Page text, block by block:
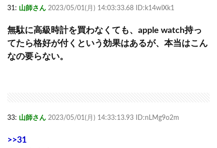
31: 山師さん 2023/05/01(月) 14:03:33.68 ID:k14wlXk1
無駄に高級時計を買わなくても、apple watch持っ
てたら格好が付くという効果はあるが、本当はこん
なの要らない。
33: 山師さん 2023/05/01(月) 14:33:13.93 ID:nLMg9o2m
>>31